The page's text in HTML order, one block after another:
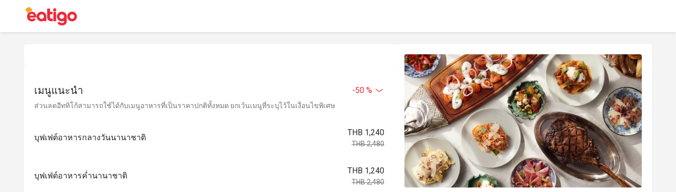
เมนูแนะนำ -50 %
ส่วนลดอีททิโก้สามารถใช้ได้กับเมนูอาหารที่เป็นราคาปกติทั้งหมด ยกเว้นเมนูที่ระบุไว้ในเงื่อนไขพิเศษ
บุฟเฟต์อาหารกลางวันนานาชาติ
THB 1,240
THB 2,480
บุฟเฟ่ต์อาหารค่ำนานาชาติ
THB 1,240
THB 2,480